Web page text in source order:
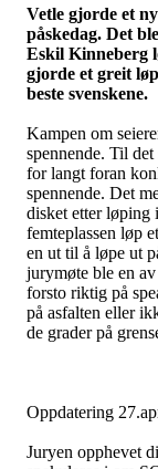
Vetle gjorde et
påskedag. Det
Eskil Kinneberg
gjorde et greit
beste svenskene.
Kampen om
spennende. Til
for langt foran
spennende. Det
disket etter løping
femteplassen løp
en ut til å løpe ut
jurymøte ble en
forsto riktig på
på asfalten eller
de grader på
Oppdatering
Juryen opphevet